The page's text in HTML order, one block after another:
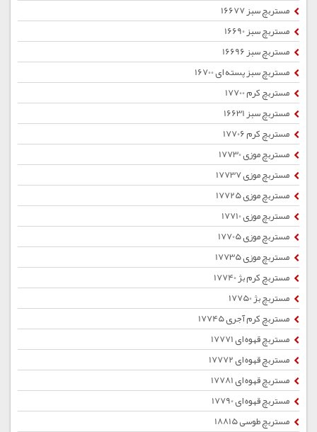
مستربچ سبز 16677
مستربچ سبز 16690
مستربچ سبز 16696
مستربچ سبز پسته ای 16700
مستربچ کرم 17700
مستربچ سبز 16631
مستربچ کرم 17706
مستربچ موزی 17730
مستربچ موزی 17737
مستربچ موزی 17725
مستربچ موزی 17710
مستربچ موزی 17705
مستربچ موزی 17735
مستربچ کرم بژ 17740
مستربچ بژ 17750
مستربچ کرم آجری 17745
مستربچ قهوه ای 17771
مستربچ قهوه ای 17772
مستربچ قهوه ای 17781
مستربچ قهوه ای 17790
مستربچ طوسی 18815